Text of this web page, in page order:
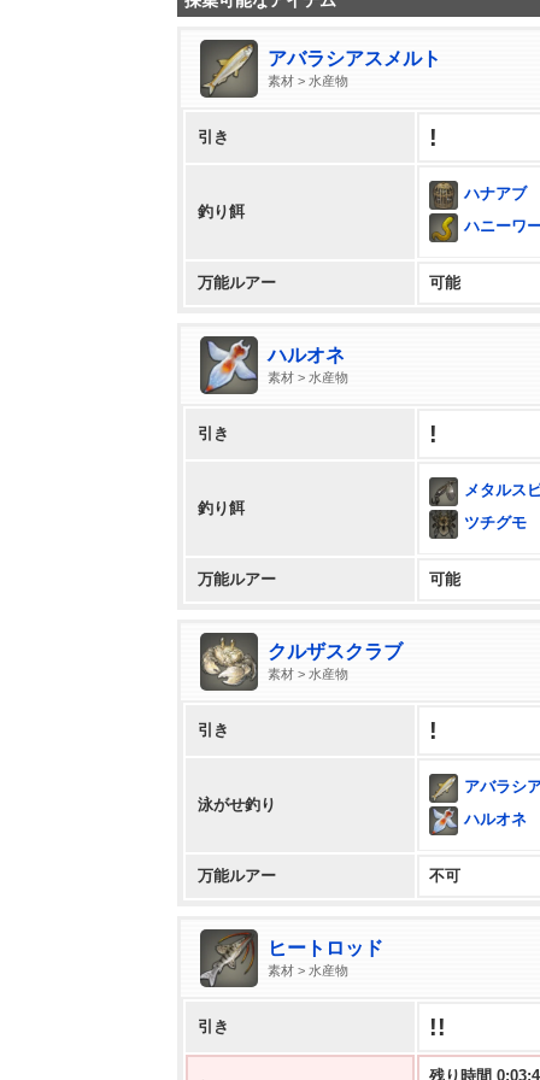
アバラシアスメルト
素材 > 水産物
引き !
釣り餌
ハナアブ
ハニーワ
万能ルアー 可能
ハルオネ
素材 > 水産物
引き !
釣り餌
メタルス
ツチグモ
万能ルアー 可能
クルザスクラブ
素材 > 水産物
引き !
泳がせ釣り
アバラシ
ハルオネ
万能ルアー 不可
ヒートロッド
素材 > 水産物
引き !!
残り時間